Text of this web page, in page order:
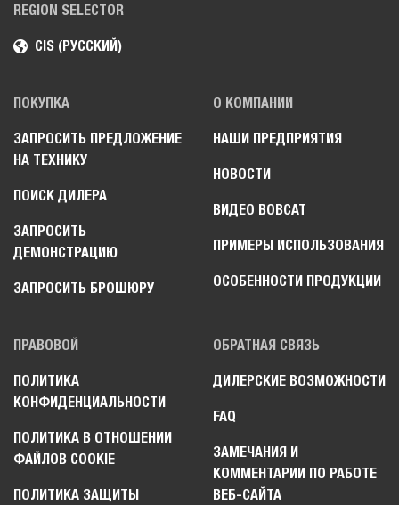
REGION SELECTOR
CIS (РУССКИЙ)
ПОКУПКА
ЗАПРОСИТЬ ПРЕДЛОЖЕНИЕ
НА ТЕХНИКУ
ПОИСК ДИЛЕРА
ЗАПРОСИТЬ
ДЕМОНСТРАЦИЮ
ЗАПРОСИТЬ БРОШЮРУ
О КОМПАНИИ
НАШИ ПРЕДПРИЯТИЯ
НОВОСТИ
ВИДЕО BOBCAT
ПРИМЕРЫ ИСПОЛЬЗОВАНИЯ
ОСОБЕННОСТИ ПРОДУКЦИИ
ПРАВОВОЙ
ПОЛИТИКА
КОНФИДЕНЦИАЛЬНОСТИ
ПОЛИТИКА В ОТНОШЕНИИ
ФАЙЛОВ COOKIE
ПОЛИТИКА ЗАЩИТЫ
ОБРАТНАЯ СВЯЗЬ
ДИЛЕРСКИЕ ВОЗМОЖНОСТИ
FAQ
ЗАМЕЧАНИЯ И
КОММЕНТАРИИ ПО РАБОТЕ
ВЕБ-САЙТА